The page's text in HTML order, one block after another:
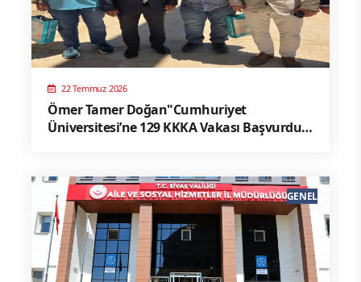
22 Temmuz 2026
Ömer Tamer Doğan"Cumhuriyet
Üniversitesi’ne 129 KKKA Vakası Başvurdu,
GENEL